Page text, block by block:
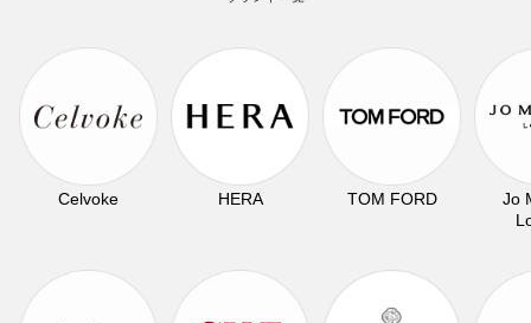
Celvoke HERA TOM FORD
Jo